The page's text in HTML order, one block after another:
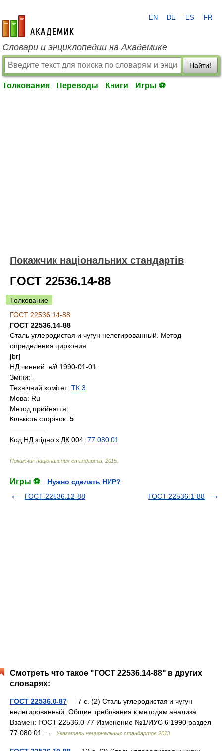
academic.ru
EN DE ES FR
Словари и энциклопедии на Академике
Найти!
Толкования Переводы Книги Игры ⚽
Покажчик національних стандартів
ГОСТ 22536.14-88
Толкование
ГОСТ 22536.14-88
ГОСТ 22536.14-88
Сталь углеродистая и чугун нелегированный. Метод
определения циркония
[br]
НД чинний: від 1990-01-01
Зміни: -
Технічний комітет: ТК 3
Мова: Ru
Метод прийняття:
Кількість сторінок: 5
—————
Код НД згідно з ДК 004: 77.080.01
Покажчик національних стандартів 2015
Игры ⚽
Нужно сделать НИР?
ГОСТ 22536.12-88
ГОСТ 22536.1-88
Смотреть что такое "ГОСТ 22536.14-88" в других
словарях:
ГОСТ 22536.0-87 — 7 с. (2) Сталь углеродистая и чугун
нелегированный. Общие требования к методам анализа
Взамен: ГОСТ 22536.0 77 Изменение №1/ИУС 6 1990 раздел
77.080.01 …
Указатель национальных стандартов 2013